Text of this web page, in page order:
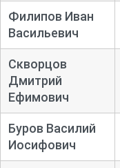
Филипов Иван
Васильевич
Скворцов
Дмитрий
Ефимович
Буров Василий
Иосифович